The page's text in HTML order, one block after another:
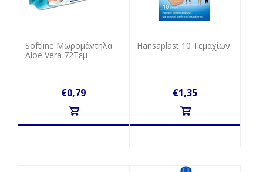
Softline Μωρομάντηλα
Aloe Vera 72Τεμ
€0,79
Hansaplast 10 Tεμαχίων
€1,35